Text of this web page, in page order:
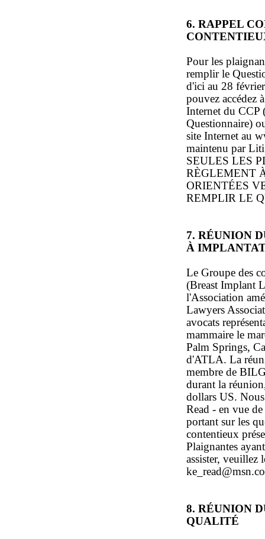
6. RAPPEL
Pour les
remplir le
d'ici au 28
pouvez accédez
Internet du CCP
Questionnaire)
site Internet au
maintenu par
SEULES LES
RÈGLEMENT
ORIENTÉES
REMPLIR LE
7. RÉUNION
À
Le Groupe des
(Breast Implant
l'Association
Lawyers
avocats
mammaire le
Palm Springs,
d'ATLA. La
membre de
durant la
dollars US.
Read - en vue
portant sur les
contentieux
Plaignantes
assister, veuillez
8. RÉUNION
QUALITÉ